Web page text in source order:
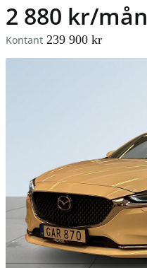
2 880 kr/mån
Kontant 239 900 kr